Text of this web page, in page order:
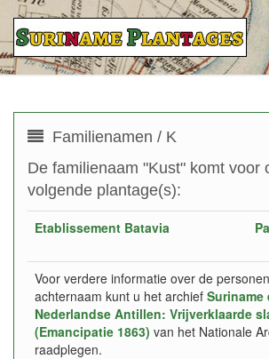
Familienamen / K
De familienaam "Kust" komt voor
volgende plantage(s):
Etablissement Batavia
Voor verdere informatie over de
achternaam kunt u het archief Suriname
Nederlandse Antillen: Vrijverklaarde
(Emancipatie 1863) van het Nationale
raadplegen.